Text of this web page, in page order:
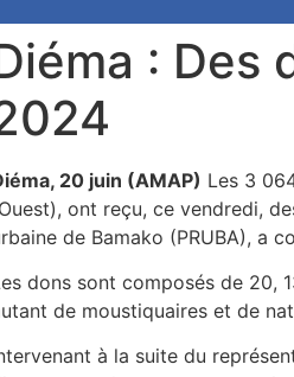
: Des
20 juin (AMAP) Les 3
ont reçu, ce vendredi,
de Bamako (PRUBA), a
dons sont composés de 20,
de moustiquaires et de
à la suite du